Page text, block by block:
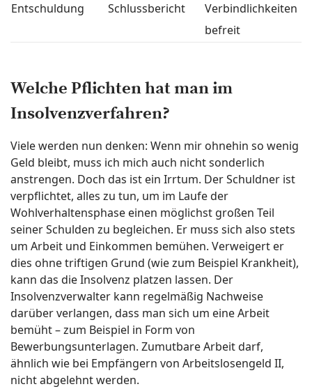
Entschuldung
Schlussbericht
Verbindlichkeiten
befreit
Welche Pflichten hat man im
Insolvenzverfahren?
Viele werden nun denken: Wenn mir ohnehin so wenig
Geld bleibt, muss ich mich auch nicht sonderlich
anstrengen. Doch das ist ein Irrtum. Der Schuldner ist
verpflichtet, alles zu tun, um im Laufe der
Wohlverhaltensphase einen möglichst großen Teil
seiner Schulden zu begleichen. Er muss sich also stets
um Arbeit und Einkommen bemühen. Verweigert er
dies ohne triftigen Grund (wie zum Beispiel Krankheit),
kann das die Insolvenz platzen lassen. Der
Insolvenzverwalter kann regelmäßig Nachweise
darüber verlangen, dass man sich um eine Arbeit
bemüht – zum Beispiel in Form von
Bewerbungsunterlagen. Zumutbare Arbeit darf,
ähnlich wie bei Empfängern von Arbeitslosengeld II,
nicht abgelehnt werden.